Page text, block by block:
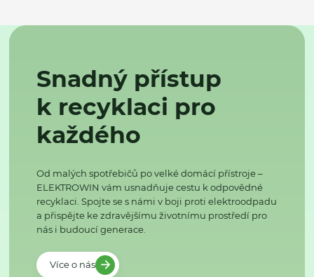
Snadný přístup
k recyklaci pro
každého
Od malých spotřebičů po velké domácí přístroje –
ELEKTROWIN vám usnadňuje cestu k odpovědné
recyklaci. Spojte se s námi v boji proti elektroodpadu
a přispějte ke zdravějšímu životnímu prostředí pro
nás i budoucí generace.
Více o nás